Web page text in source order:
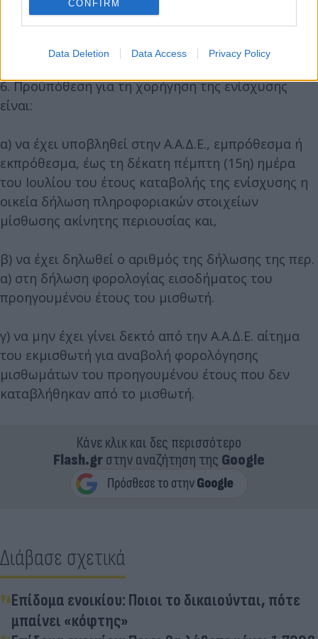
CONFIRM
Data Deletion Data Access Privacy Policy
Επιδότηση με τη μορφή επιστροφής ποσού
ενοικίου
6. Προϋπόθεση για τη χορήγηση της ενίσχυσης
είναι:
α) να έχει υποβληθεί στην Α.Α.Δ.Ε., εμπρόθεσμα ή
εκπρόθεσμα, έως τη δέκατη πέμπτη (15η) ημέρα
του Ιουλίου του έτους καταβολής της ενίσχυσης η
οικεία δήλωση πληροφοριακών στοιχείων
μίσθωσης ακίνητης περιουσίας και,
β) να έχει δηλωθεί ο αριθμός της δήλωσης της περ.
α) στη δήλωση φορολογίας εισοδήματος του
προηγουμένου έτους του μισθωτή.
γ) να μην έχει γίνει δεκτό από την Α.Α.Δ.Ε. αίτημα
του εκμισθωτή για αναβολή φορολόγησης
μισθωμάτων του προηγουμένου έτους που δεν
καταβλήθηκαν από το μισθωτή.
Κάνε κλικ και δες περισσότερο
Flash.grστην αναζήτηση της Google
Διάβασε σχετικά
Επίδομα ενοικίου: Ποιοι το δικαιούνται, πότε
μπαίνει «κόφτης»